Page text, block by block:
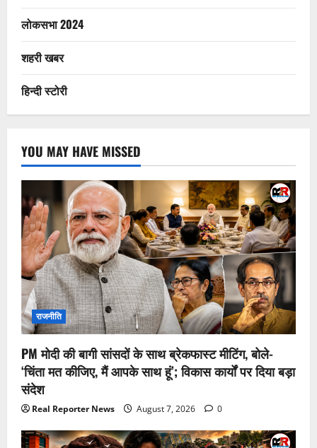
लोकसभा 2024
शहरी खबर
हिन्दी स्टोरी
YOU MAY HAVE MISSED
राजनीति
PM मोदी की बागी सांसदों के साथ ब्रेकफास्ट मीटिंग, बोले-
‘चिंता मत कीजिए, मैं आपके साथ हूं’; विकास कार्यों पर दिया बड़ा
संदेश
Real Reporter News August 7, 2026 0